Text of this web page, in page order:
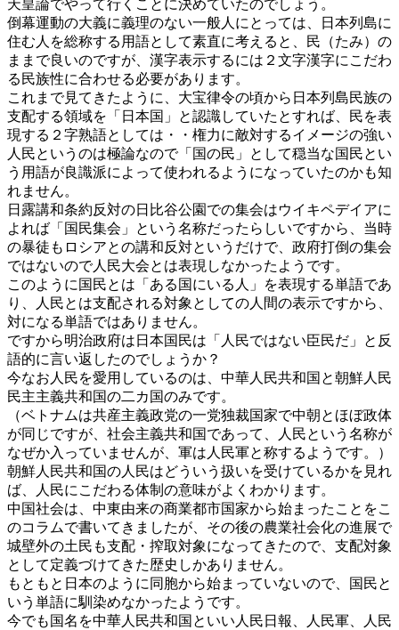
天皇論でやって行くことに決めていたのでしょう。
倒幕運動の大義に義理のない一般人にとっては、日本列島に
住む人を総称する用語として素直に考えると、民（たみ）の
ままで良いのですが、漢字表示するには２文字漢字にこだわ
る民族性に合わせる必要があります。
これまで見てきたように、大宝律令の頃から日本列島民族の
支配する領域を「日本国」と認識していたとすれば、民を表
現する２字熟語としては・・権力に敵対するイメージの強い
人民というのは極論なので「国の民」として穏当な国民とい
う用語が良識派によって使われるようになっていたのかも知
れません。
日露講和条約反対の日比谷公園での集会はウイキペデイアに
よれば「国民集会」という名称だったらしいですから、当時
の暴徒もロシアとの講和反対というだけで、政府打倒の集会
ではないので人民大会とは表現しなかったようです。
このように国民とは「ある国にいる人」を表現する単語であ
り、人民とは支配される対象としての人間の表示ですから、
対になる単語ではありません。
ですから明治政府は日本国民は「人民ではない臣民だ」と反
語的に言い返したのでしょうか？
今なお人民を愛用しているのは、中華人民共和国と朝鮮人民
民主主義共和国の二カ国のみです。
（ベトナムは共産主義政党の一党独裁国家で中朝とほぼ政体
が同じですが、社会主義共和国であって、人民という名称が
なぜか入っていませんが、軍は人民軍と称するようです。）
朝鮮人民共和国の人民はどういう扱いを受けているかを見れ
ば、人民にこだわる体制の意味がよくわかります。
中国社会は、中東由来の商業都市国家から始まったことをこ
のコラムで書いてきましたが、その後の農業社会化の進展で
城壁外の土民も支配・搾取対象になってきたので、支配対象
として定義づけてきた歴史しかありません。
もともと日本のように同胞から始まっていないので、国民と
いう単語に馴染めなかったようです。
今でも国名を中華人民共和国といい人民日報、人民軍、人民